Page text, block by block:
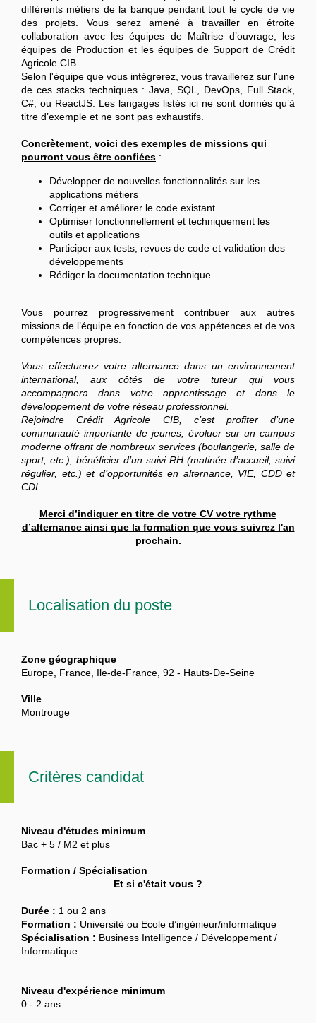
différents métiers de la banque pendant tout le cycle de vie
des projets. Vous serez amené à travailler en étroite
collaboration avec les équipes de Maîtrise d’ouvrage, les
équipes de Production et les équipes de Support de Crédit
Agricole CIB.
Selon l'équipe que vous intégrerez, vous travaillerez sur l'une
de ces stacks techniques : Java, SQL, DevOps, Full Stack,
C#, ou ReactJS. Les langages listés ici ne sont donnés qu’à
titre d’exemple et ne sont pas exhaustifs.
Concrètement, voici des exemples de missions qui
pourront vous être confiées :
Développer de nouvelles fonctionnalités sur les
applications métiers
Corriger et améliorer le code existant
Optimiser fonctionnellement et techniquement les
outils et applications
Participer aux tests, revues de code et validation des
développements
Rédiger la documentation technique
Vous pourrez progressivement contribuer aux autres
missions de l’équipe en fonction de vos appétences et de vos
compétences propres.
Vous effectuerez votre alternance dans un environnement
international, aux côtés de votre tuteur qui vous
accompagnera dans votre apprentissage et dans le
développement de votre réseau professionnel.
Rejoindre Crédit Agricole CIB, c’est profiter d’une
communauté importante de jeunes, évoluer sur un campus
moderne offrant de nombreux services (boulangerie, salle de
sport, etc.), bénéficier d’un suivi RH (matinée d’accueil, suivi
régulier, etc.) et d’opportunités en alternance, VIE, CDD et
CDI.
Merci d’indiquer en titre de votre CV votre rythme
d’alternance ainsi que la formation que vous suivrez l'an
prochain.
Localisation du poste
Zone géographique
Europe, France, Ile-de-France, 92 - Hauts-De-Seine
Ville
Montrouge
Critères candidat
Niveau d'études minimum
Bac + 5 / M2 et plus
Formation / Spécialisation
Et si c'était vous ?
Durée : 1 ou 2 ans
Formation : Université ou Ecole d’ingénieur/informatique
Spécialisation : Business Intelligence / Développement /
Informatique
Niveau d'expérience minimum
0 - 2 ans